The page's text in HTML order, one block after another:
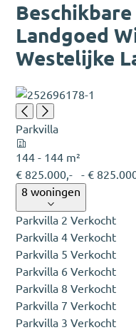
Landgoed
Westelijke
Parkvilla
144 - 144 m²
€ 825.000,-
- €
8 woningen
Parkvilla 2Verkocht
Parkvilla 4Verkocht
Parkvilla 5Verkocht
Parkvilla 6Verkocht
Parkvilla 8Verkocht
Parkvilla 7Verkocht
Parkvilla 3Verkocht